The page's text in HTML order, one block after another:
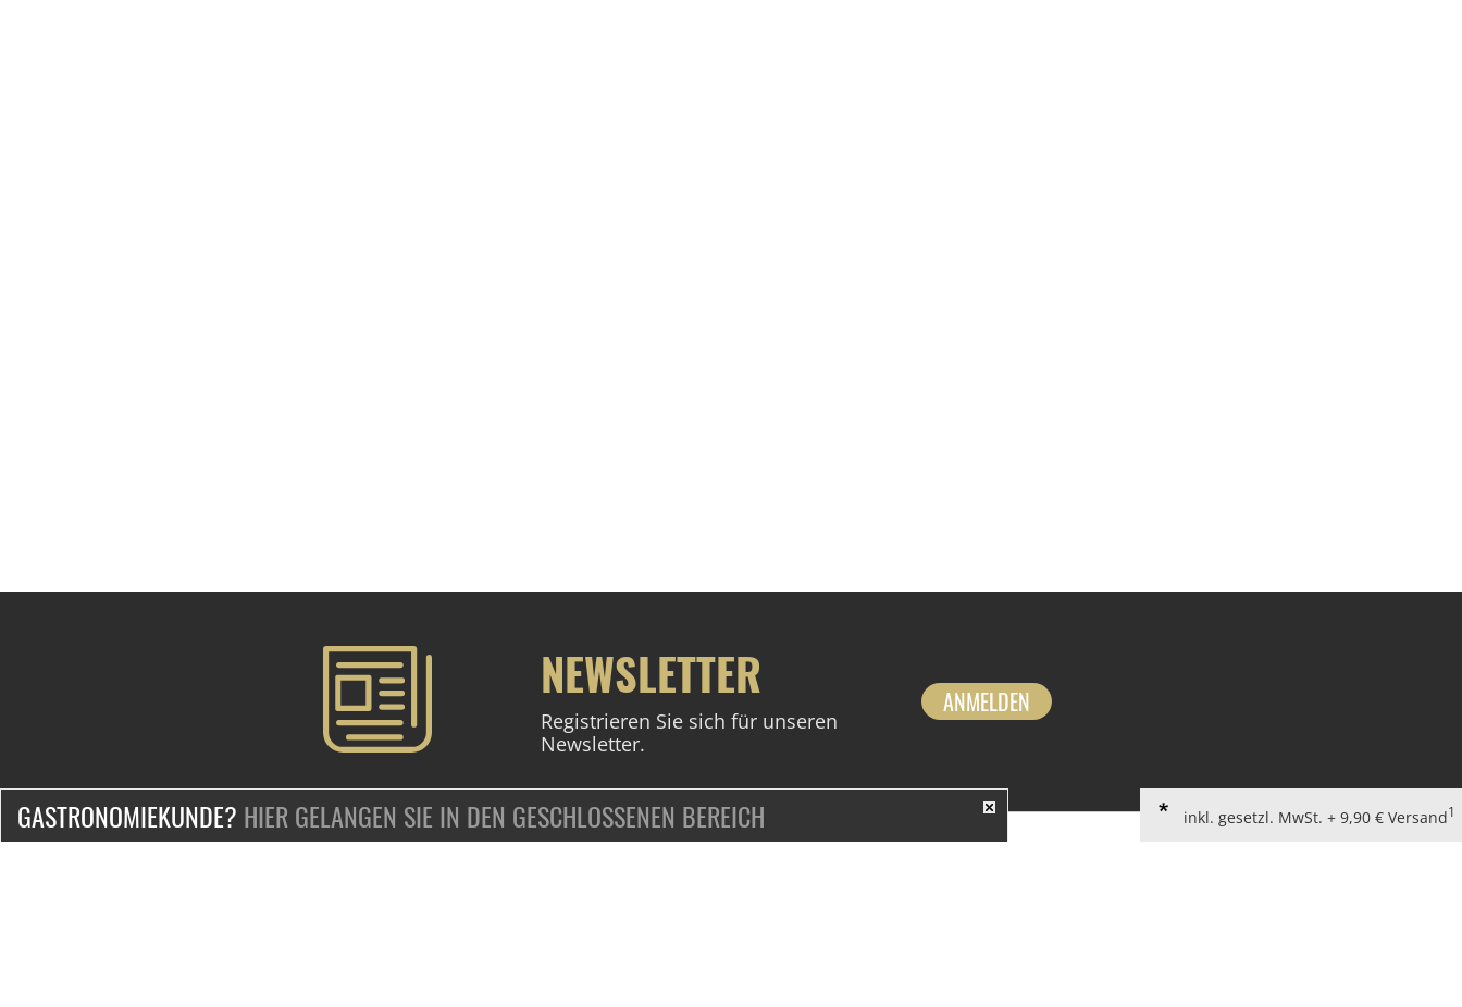
NEWSLETTER
Registrieren Sie sich für unseren
Newsletter.
ANMELDEN
GASTRONOMIEKUNDE? HIER GELANGEN SIE IN DEN GESCHLOSSENEN BEREICH inkl. gesetzl. MwSt. + 9,90 € Versand1